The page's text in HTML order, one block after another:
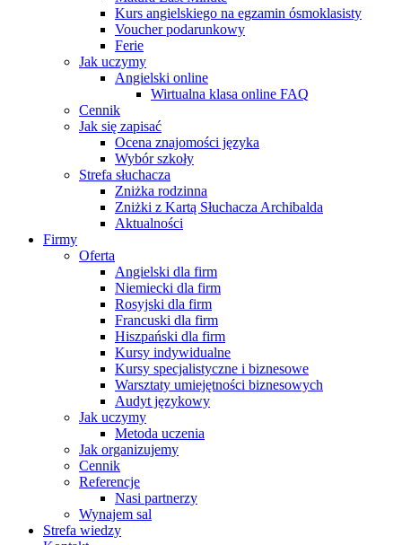
Kurs angielskiego na egzamin ósmoklasisty
Voucher podarunkowy
Ferie
Jak uczymy
Angielski online
Wirtualna klasa online FAQ
Cennik
Jak się zapisać
Ocena znajomości języka
Wybór szkoły
Strefa słuchacza
Zniżka rodzinna
Zniżki z Kartą Słuchacza Archibalda
Aktualności
Firmy
Oferta
Angielski dla firm
Niemiecki dla firm
Rosyjski dla firm
Francuski dla firm
Hiszpański dla firm
Kursy indywidualne
Kursy specjalistyczne i biznesowe
Warsztaty umiejętności biznesowych
Audyt językowy
Jak uczymy
Metoda uczenia
Jak organizujemy
Cennik
Referencje
Nasi partnerzy
Wynajem sal
Strefa wiedzy